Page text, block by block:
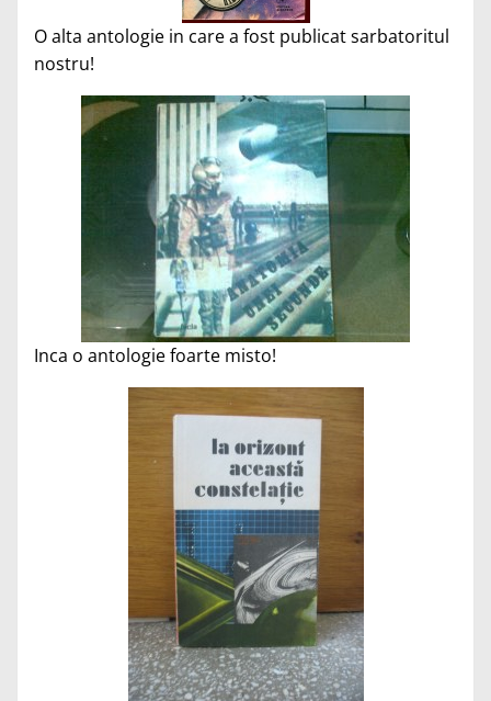
O alta antologie in care a fost publicat sarbatoritul
nostru!
Inca o antologie foarte misto!